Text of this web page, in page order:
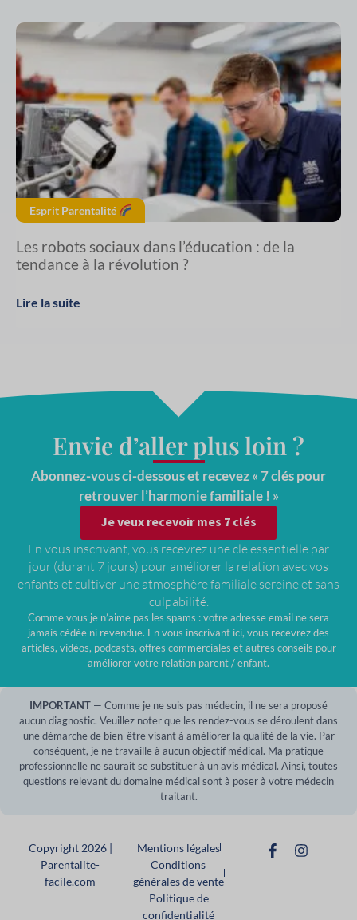
Esprit Parentalité
Les robots sociaux dans l’éducation : de la
tendance à la révolution ?
Lire la suite
Envie d’aller plus loin ?
Abonnez-vous ci-dessous et recevez « 7 clés pour
retrouver l’harmonie familiale ! »
Je veux recevoir mes 7 clés
En vous inscrivant, vous recevrez une clé essentielle par
jour (durant 7 jours) pour améliorer la relation avec vos
enfants et cultiver une atmosphère familiale sereine et sans
culpabilité.
Comme vous je n’aime pas les spams : votre adresse email ne sera
jamais cédée ni revendue. En vous inscrivant ici, vous recevrez des
articles, vidéos, podcasts, offres commerciales et autres conseils pour
améliorer votre relation parent / enfant.
IMPORTANT — Comme je ne suis pas médecin, il ne sera proposé
aucun diagnostic. Veuillez noter que les rendez-vous se déroulent dans
une démarche de bien-être visant à améliorer la qualité de la vie. Par
conséquent, je ne travaille à aucun objectif médical. Ma pratique
professionnelle ne saurait se substituer à un avis médical. Ainsi, toutes
questions relevant du domaine médical sont à poser à votre médecin
traitant.
Copyright 2026 |
Parentalite-
facile.com
Mentions légales
Conditions
générales de vente
Politique de
confidentialité